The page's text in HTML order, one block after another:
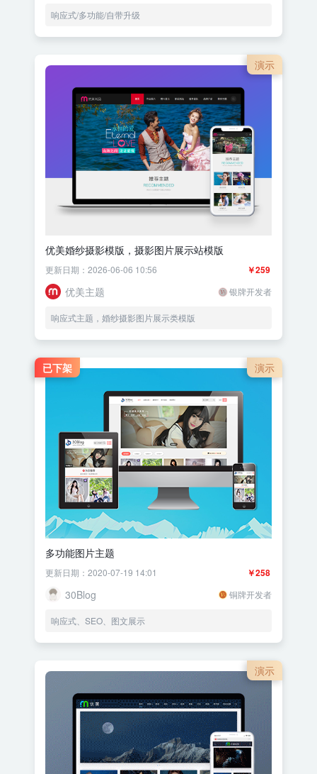
响应式/多功能/自带升级
演示
优美婚纱摄影模版，摄影图片展示站模版
￥259
更新日期：2026-06-06 10:56
优美主题 银牌开发者
响应式主题，婚纱摄影图片展示类模版
演示
已下架
多功能图片主题
￥258
更新日期：2020-07-19 14:01
30Blog 铜牌开发者
响应式、SEO、图文展示
演示